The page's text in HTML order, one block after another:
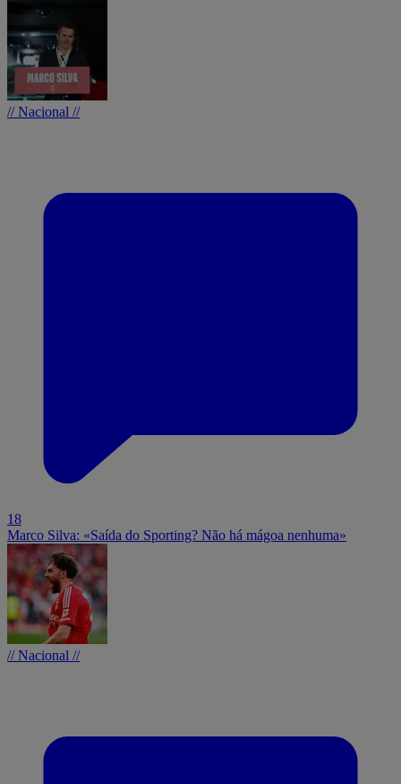
// Nacional //
18
Marco Silva: «Saída do Sporting? Não há mágoa nenhuma»
// Nacional //